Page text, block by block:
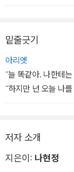
밑줄긋기
아리엣
˝늘 똑같아. 나한테
˝하지만 넌 오늘 나
저자 소개
지은이: 나현정